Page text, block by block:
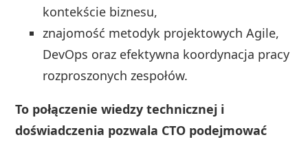
kontekście biznesu,
znajomość metodyk projektowych Agile,
DevOps oraz efektywna koordynacja pracy
rozproszonych zespołów.
To połączenie wiedzy technicznej i
doświadczenia pozwala CTO podejmować